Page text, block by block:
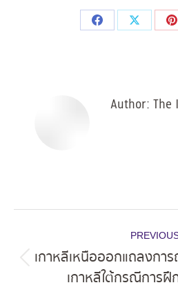
Share
Share
Author: The
navigation
เกาหลีเหนือออกแถลงกา
เกาหลีใต้กรณีการ